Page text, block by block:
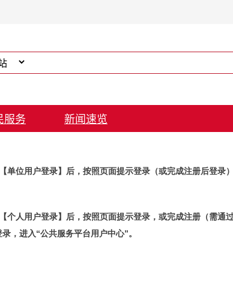
单位用户登录】后，按照页面提示登录（或完成注册后登录
个人用户登录】后，按照页面提示登录，或完成注册（需通
，进入“公共服务平台用户中心”。